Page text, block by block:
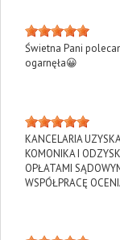
Świetna Pani
ogarnęła😀
KANCELARIA
KOMONIKA I
OPŁATAMI
WSPÓŁPRACĘ